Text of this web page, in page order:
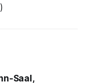
Saal,